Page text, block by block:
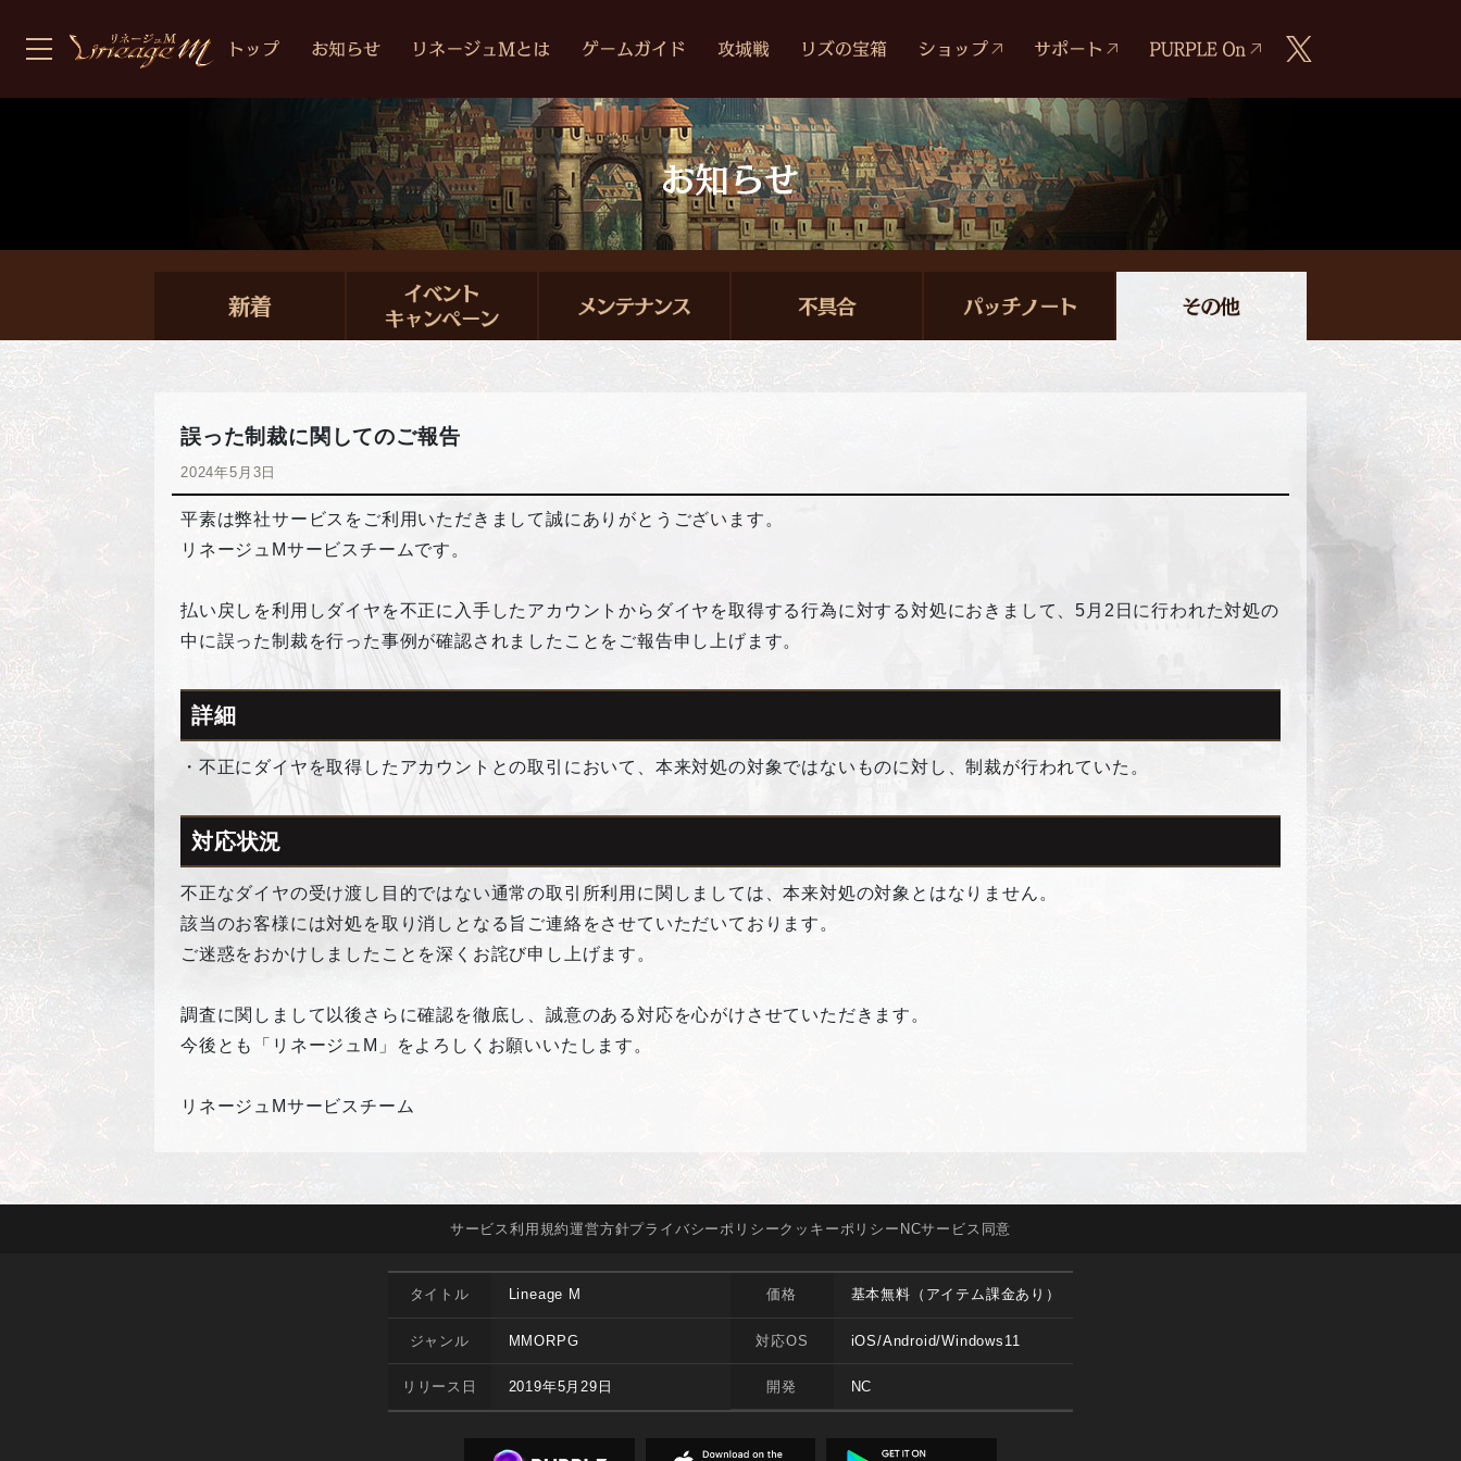
誤った制裁に関してのご報告
2024年5月3日
平素は弊社サービスをご利用いただきまして誠にありがとうございます。
リネージュMサービスチームです。
払い戻しを利用しダイヤを不正に入手したアカウントからダイヤを取得する行為に対する対処におきまして、5月2日に行われた対処の
中に誤った制裁を行った事例が確認されましたことをご報告申し上げます。
詳細
・不正にダイヤを取得したアカウントとの取引において、本来対処の対象ではないものに対し、制裁が行われていた。
対応状況
不正なダイヤの受け渡し目的ではない通常の取引所利用に関しましては、本来対処の対象とはなりません。
該当のお客様には対処を取り消しとなる旨ご連絡をさせていただいております。
ご迷惑をおかけしましたことを深くお詫び申し上げます。
調査に関しまして以後さらに確認を徹底し、誠意のある対応を心がけさせていただきます。
今後とも「リネージュM」をよろしくお願いいたします。
リネージュMサービスチーム
サービス 利用規約運営方針プライバシー ポリシークッキー ポリシー NCサービス 同意
タイトル Lineage M
ジャンル MMORPG
リリース日 2019年5月29日
価格 基本無料（アイテム課金あり）
対応OS iOS/Android/Windows11
開発 NC